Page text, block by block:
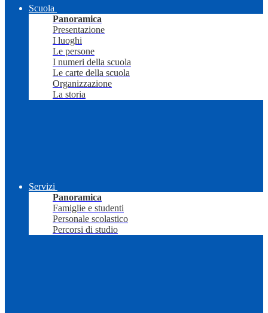
Scuola
Panoramica
Presentazione
I luoghi
Le persone
I numeri della scuola
Le carte della scuola
Organizzazione
La storia
Servizi
Panoramica
Famiglie e studenti
Personale scolastico
Percorsi di studio